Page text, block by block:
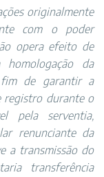
originalmente
com o poder
opera efeito de
homologação da
fim de garantir a
registro durante o
pela serventia,
renunciante da
a transmissão do
transferência